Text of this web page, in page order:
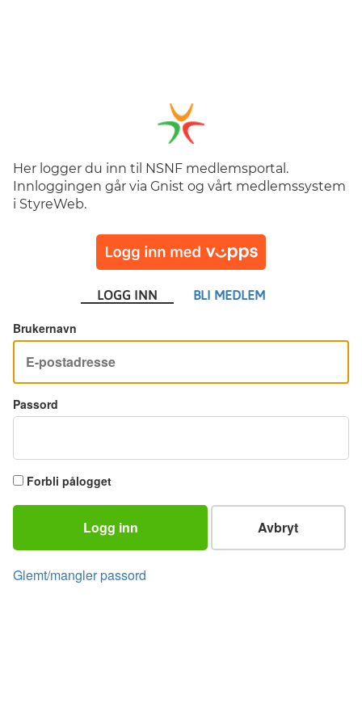
Her logger du inn til NSNF medlemsportal.
Innloggingen går via Gnist og vårt medlemssystem
i StyreWeb.
LOGG INN BLI MEDLEM
Brukernavn
Passord
Forbli pålogget
Logg inn Avbryt
Glemt/mangler passord